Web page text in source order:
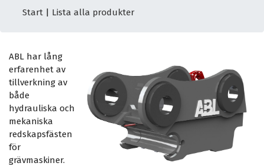
Start| Lista alla produkter
ABL har lång
erfarenhet av
tillverkning av
både
hydrauliska och
mekaniska
redskapsfästen
för
grävmaskiner.